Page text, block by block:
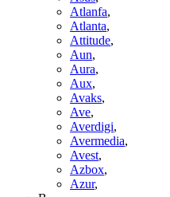
Atlanfa,
Atlanta,
Attitude,
Aun,
Aura,
Aux,
Avaks,
Ave,
Averdigi,
Avermedia,
Avest,
Azbox,
Azur,